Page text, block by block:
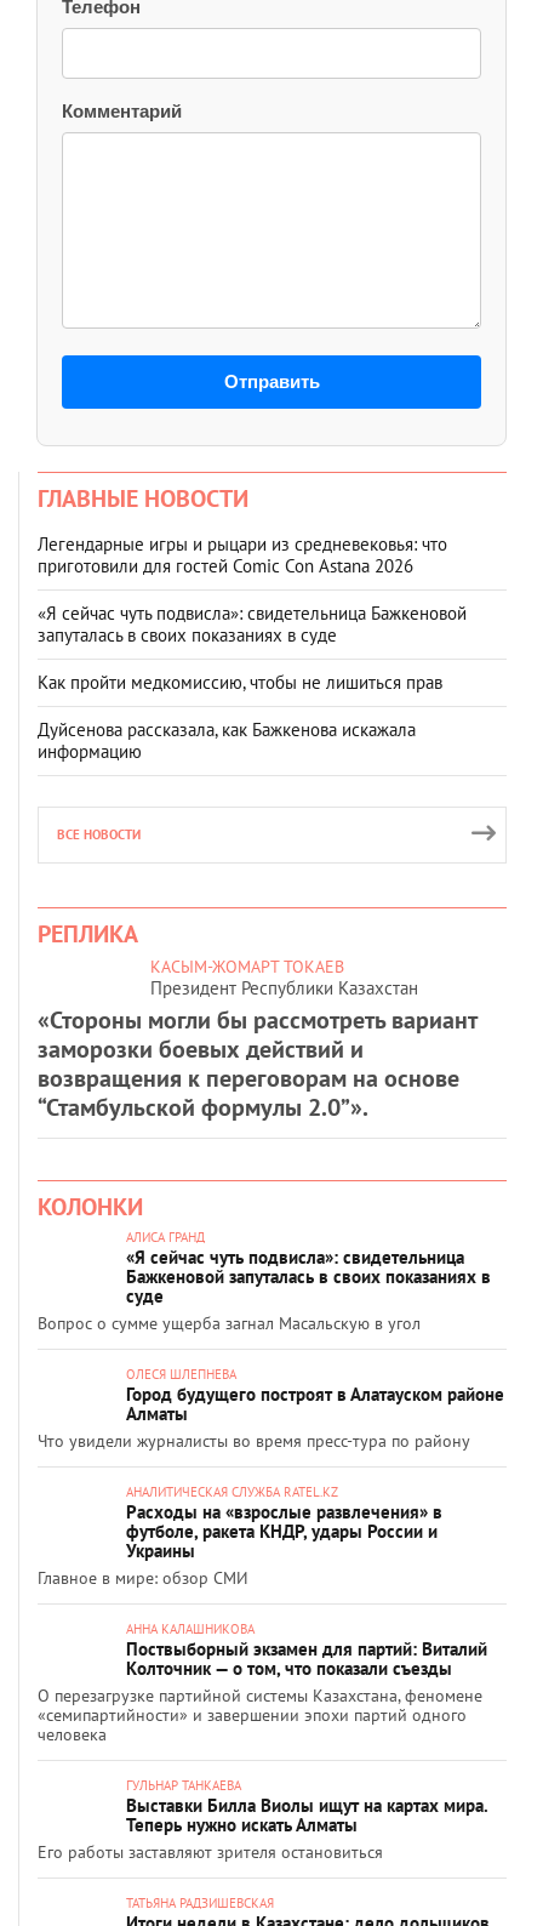
Телефон
Комментарий
Отправить
ГЛАВНЫЕ НОВОСТИ
Легендарные игры и рыцари из средневековья: что
приготовили для гостей Comic Con Astana 2026
«Я сейчас чуть подвисла»: свидетельница Бажкеновой
запуталась в своих показаниях в суде
Как пройти медкомиссию, чтобы не лишиться прав
Дуйсенова рассказала, как Бажкенова искажала
информацию
ВСЕ НОВОСТИ
РЕПЛИКА
КАСЫМ-ЖОМАРТ ТОКАЕВ
Президент Республики Казахстан
«Стороны могли бы рассмотреть вариант
заморозки боевых действий и
возвращения к переговорам на основе
“Стамбульской формулы 2.0”».
КОЛОНКИ
АЛИСА ГРАНД
«Я сейчас чуть подвисла»: свидетельница
Бажкеновой запуталась в своих показаниях в
суде
Вопрос о сумме ущерба загнал Масальскую в угол
ОЛЕСЯ ШЛЕПНЕВА
Город будущего построят в Алатауском районе
Алматы
Что увидели журналисты во время пресс-тура по району
АНАЛИТИЧЕСКАЯ СЛУЖБА RATEL.KZ
Расходы на «взрослые развлечения» в
футболе, ракета КНДР, удары России и
Украины
Главное в мире: обзор СМИ
АННА КАЛАШНИКОВА
Поствыборный экзамен для партий: Виталий
Колточник — о том, что показали съезды
О перезагрузке партийной системы Казахстана, феномене
«семипартийности» и завершении эпохи партий одного
человека
ГУЛЬНАР ТАНКАЕВА
Выставки Билла Виолы ищут на картах мира.
Теперь нужно искать Алматы
Его работы заставляют зрителя остановиться
ТАТЬЯНА РАДЗИШЕВСКАЯ